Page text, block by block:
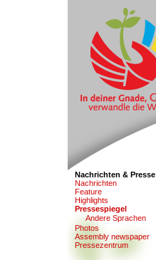
Nachrichten & Presse
Nachrichten
Feature
Highlights
Pressespiegel
Andere Sprachen
Photos
Assembly newspaper
Pressezentrum